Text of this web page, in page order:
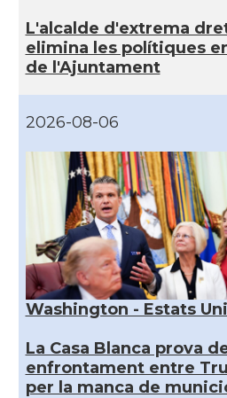
L'alcalde d'extrema
elimina les polítiques
de l'Ajuntament
2026-08-06
Washington - Estats
La Casa Blanca prova
enfrontament entre
per la manca de